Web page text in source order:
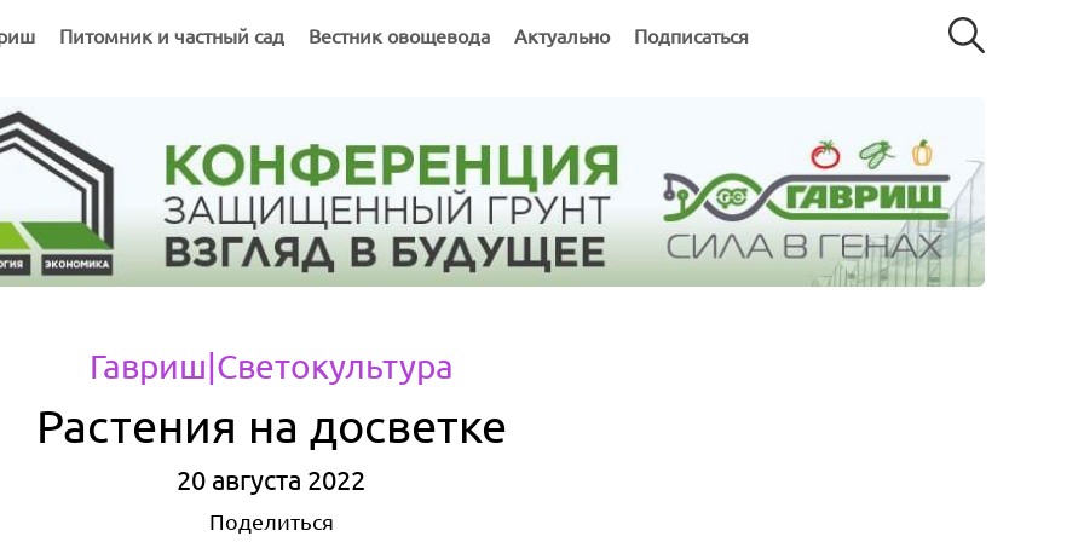
Питомник и частный сад Вестник овощевода Актуально Подписаться
Гавриш |Светокультура
Растения на досветке
20 августа 2022
Поделиться